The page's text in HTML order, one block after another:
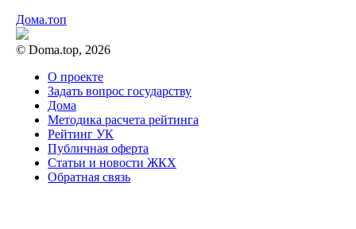
Дома.топ
© Doma.top, 2026
О проекте
Задать вопрос государству
Дома
Методика расчета рейтинга
Рейтинг УК
Публичная оферта
Статьи и новости ЖКХ
Обратная связь